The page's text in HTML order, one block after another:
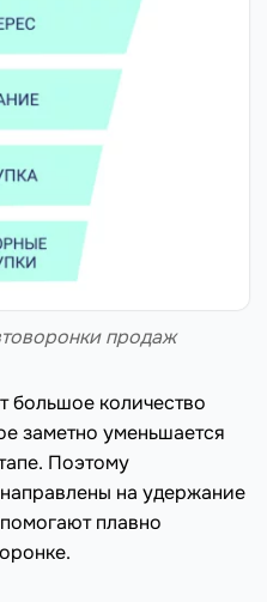
продаж
большое количество
заметно уменьшается
Поэтому
на удержание
плавно